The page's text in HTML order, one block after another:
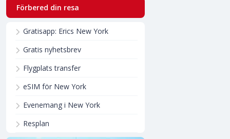
Förbered din resa
Gratisapp: Erics New York
Gratis nyhetsbrev
Flygplats transfer
eSIM för New York
Evenemang i New York
Resplan